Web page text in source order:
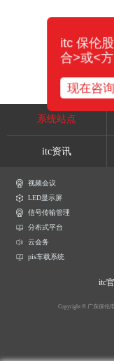
系统站点
itc资讯
视频会议
LED显示屏
信号传输管理
分布式平台
云会务
pis车载系统
itc
Copyright © 广东保伦
itc 保伦
合>或<
现在咨询